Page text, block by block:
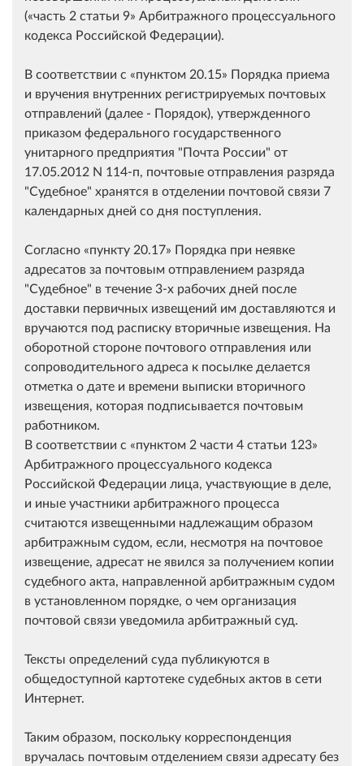
( часть 2 статьи 9 Арбитражного процессуального
кодекса Российской Федерации).
В соответствии с пунктом 20.15
Порядка приема
и вручения внутренних регистрируемых почтовых
отправлений (далее - Порядок), утвержденного
приказом федерального государственного
унитарного предприятия "Почта России" от
17.05.2012 N 114-п, почтовые отправления разряда
"Судебное" хранятся в отделении почтовой связи 7
календарных дней со дня поступления.
Согласно пункту 20.17
Порядка при неявке
адресатов за почтовым отправлением разряда
"Судебное" в течение 3-х рабочих дней после
доставки первичных извещений им доставляются и
вручаются под расписку вторичные извещения. На
оборотной стороне почтового отправления или
сопроводительного адреса к посылке делается
отметка о дате и времени выписки вторичного
извещения, которая подписывается почтовым
работником.
В соответствии с
пунктом 2 части 4 статьи 123
Арбитражного процессуального кодекса
Российской Федерации лица, участвующие в деле,
и иные участники арбитражного процесса
считаются извещенными надлежащим образом
арбитражным судом, если, несмотря на почтовое
извещение, адресат не явился за получением копии
судебного акта, направленной арбитражным судом
в установленном порядке, о чем организация
почтовой связи уведомила арбитражный суд.
Тексты определений суда публикуются в
общедоступной картотеке судебных актов в сети
Интернет.
Таким образом, поскольку корреспонденция
вручалась почтовым отделением связи адресату без